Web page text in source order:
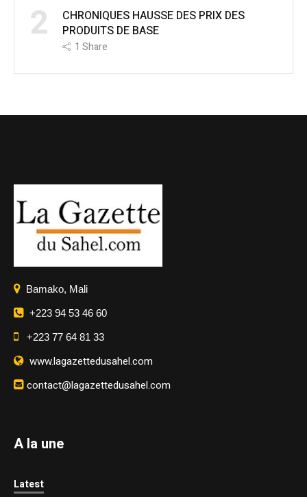
2
CHRONIQUES HAUSSE DES PRIX DES
PRODUITS DE BASE
1 Share
Bamako, Mali
+223 94 53 46 60
+223 77 64 81 33
www.lagazettedusahel.com
contact@lagazettedusahel.com
A la une
Latest